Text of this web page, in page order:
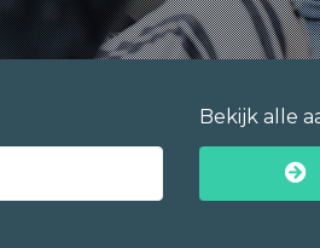
Bekijk alle